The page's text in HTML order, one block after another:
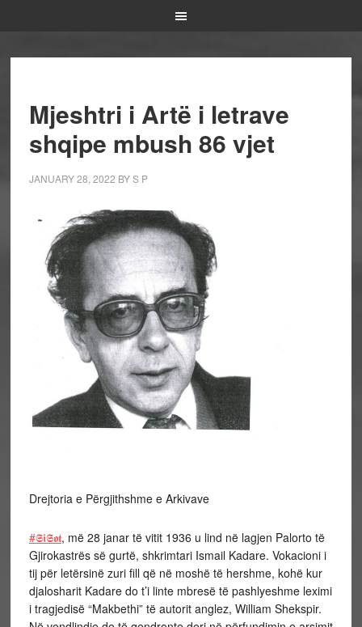
Mjeshtri i Artë i letrave
shqipe mbush 86 vjet
JANUARY 28, 2022 BYS P
Drejtoria e Përgjithshme e Arkivave
#𝕾𝖎𝕾𝖔𝖙, më 28 janar të vitit 1936 u lind në lagjen Palorto të
Gjirokastrës së gurtë, shkrimtari Ismail Kadare. Vokacioni i
tij për letërsinë zuri fill që në moshë të hershme, kohë kur
djalosharit Kadare do t’i linte mbresë të pashlyeshme leximi
i tragjedisë “Makbethi” të autorit anglez, William Shekspir.